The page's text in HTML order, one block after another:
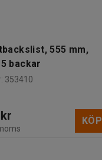
555 mm,
backar
: 353410
KÖP